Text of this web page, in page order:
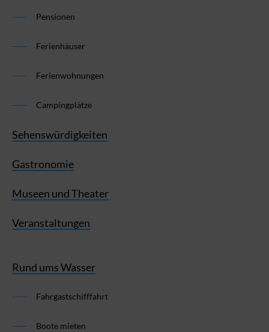
Pensionen
Ferienhäuser
Ferienwohnungen
Campingplätze
Sehenswürdigkeiten
Gastronomie
Museen und Theater
Veranstaltungen
Rund ums Wasser
Fahrgastschifffahrt
Boote mieten